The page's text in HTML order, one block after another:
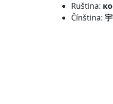
Ruština:
Čínština: